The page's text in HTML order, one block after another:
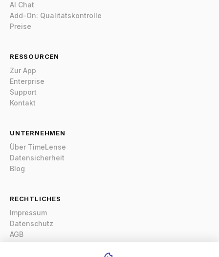
AI Chat
Add-On: Qualitätskontrolle
Preise
RESSOURCEN
Zur App
Enterprise
Support
Kontakt
UNTERNEHMEN
Über TimeLense
Datensicherheit
Blog
RECHTLICHES
Impressum
Datenschutz
AGB